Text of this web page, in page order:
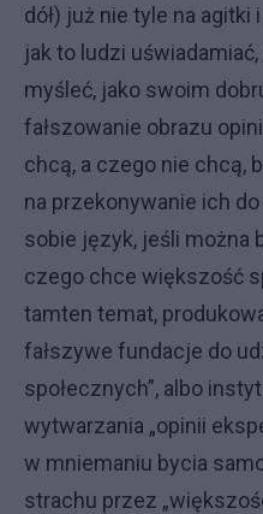
dół) już nie tyle na agitki
jak to ludzi
myśleć, jako swoim
fałszowanie obrazu
chcą, a czego nie chcą,
na przekonywanie ich
sobie język, jeśli można
czego chce większość
tamten temat,
fałszywe fundacje do
społecznych”, albo
wytwarzania „opinii
w mniemaniu bycia
strachu przez